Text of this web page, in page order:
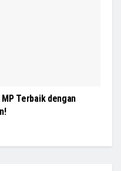
Terbaik dengan